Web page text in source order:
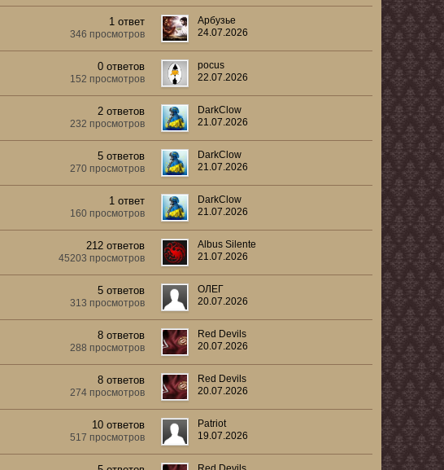
1 ответ
346 просмотров
Арбузье
24.07.2026
0 ответов
152 просмотров
pocus
22.07.2026
2 ответов
232 просмотров
DarkClow
21.07.2026
5 ответов
270 просмотров
DarkClow
21.07.2026
1 ответ
160 просмотров
DarkClow
21.07.2026
212 ответов
45203 просмотров
Albus Silente
21.07.2026
5 ответов
313 просмотров
ОЛЕГ
20.07.2026
8 ответов
288 просмотров
Red Devils
20.07.2026
8 ответов
274 просмотров
Red Devils
20.07.2026
10 ответов
517 просмотров
Patriot
19.07.2026